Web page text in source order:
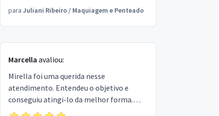
para Juliani Ribeiro/ Maquiagem e Penteado
Marcella avaliou:
Mirella foi uma querida nesse
atendimento. Entendeu o objetivo e
conseguiu atingi-lo da melhor forma.
Quem contatá-la não se arrependerá. Em